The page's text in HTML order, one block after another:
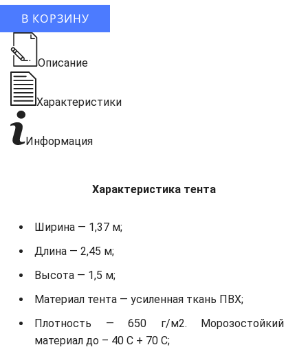
В КОРЗИНУ
Описание
Характеристики
Информация
Характеристика тента
Ширина — 1,37 м;
Длина — 2,45 м;
Высота — 1,5 м;
Материал тента — усиленная ткань ПВХ;
Плотность — 650 г/м2. Морозостойкий
материал до – 40 С + 70 С;